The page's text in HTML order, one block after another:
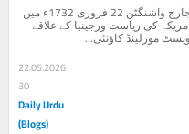
امریکہ کی ریاست ورجینیا کے علاقے
ویسٹ مورلینڈ کاؤنٹی...
22.05.2026
30
Daily Urdu
(Blogs)